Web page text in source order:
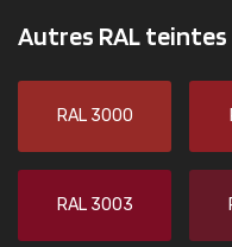
Autres RAL
RAL 3000
RAL 3003